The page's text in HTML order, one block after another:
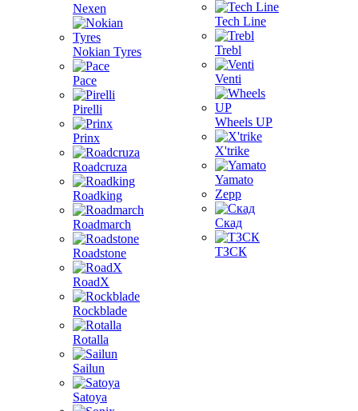
Nexen
Nokian Tyres
Pace
Pirelli
Prinx
Roadcruza
Roadking
Roadmarch
Roadstone
RoadX
Rockblade
Rotalla
Sailun
Satoya
Tech Line
Trebl
Venti
Wheels UP
X'trike
Yamato
Zepp
Скад
ТЗСК